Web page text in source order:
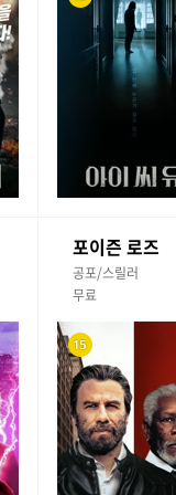
포이즌 로즈
공포/스릴러
무료